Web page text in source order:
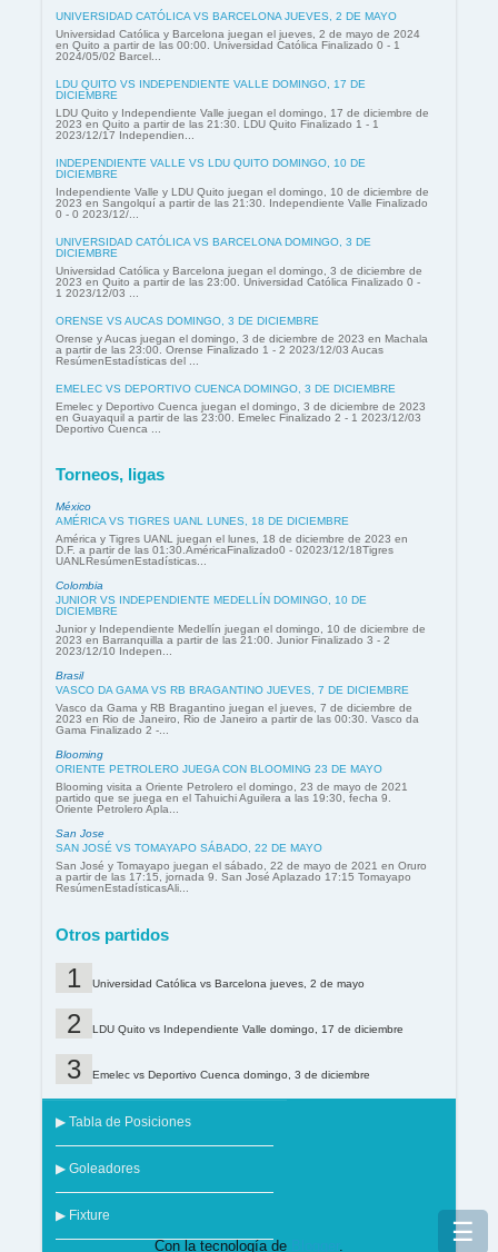
UNIVERSIDAD CATÓLICA VS BARCELONA JUEVES, 2 DE MAYO
Universidad Católica y Barcelona juegan el jueves, 2 de mayo de 2024
en Quito a partir de las 00:00. Universidad Católica Finalizado 0 - 1
2024/05/02 Barcel...
LDU QUITO VS INDEPENDIENTE VALLE DOMINGO, 17 DE
DICIEMBRE
LDU Quito y Independiente Valle juegan el domingo, 17 de diciembre de
2023 en Quito a partir de las 21:30. LDU Quito Finalizado 1 - 1
2023/12/17 Independien...
INDEPENDIENTE VALLE VS LDU QUITO DOMINGO, 10 DE
DICIEMBRE
Independiente Valle y LDU Quito juegan el domingo, 10 de diciembre de
2023 en Sangolquí a partir de las 21:30. Independiente Valle Finalizado
0 - 0 2023/12/...
UNIVERSIDAD CATÓLICA VS BARCELONA DOMINGO, 3 DE
DICIEMBRE
Universidad Católica y Barcelona juegan el domingo, 3 de diciembre de
2023 en Quito a partir de las 23:00. Universidad Católica Finalizado 0 -
1 2023/12/03 ...
ORENSE VS AUCAS DOMINGO, 3 DE DICIEMBRE
Orense y Aucas juegan el domingo, 3 de diciembre de 2023 en Machala
a partir de las 23:00. Orense Finalizado 1 - 2 2023/12/03 Aucas
ResúmenEstadísticas del ...
EMELEC VS DEPORTIVO CUENCA DOMINGO, 3 DE DICIEMBRE
Emelec y Deportivo Cuenca juegan el domingo, 3 de diciembre de 2023
en Guayaquil a partir de las 23:00. Emelec Finalizado 2 - 1 2023/12/03
Deportivo Cuenca ...
Torneos, ligas
México
AMÉRICA VS TIGRES UANL LUNES, 18 DE DICIEMBRE
América y Tigres UANL juegan el lunes, 18 de diciembre de 2023 en
D.F. a partir de las 01:30.AméricaFinalizado0 - 02023/12/18Tigres
UANLResúmenEstadísticas...
Colombia
JUNIOR VS INDEPENDIENTE MEDELLÍN DOMINGO, 10 DE
DICIEMBRE
Junior y Independiente Medellín juegan el domingo, 10 de diciembre de
2023 en Barranquilla a partir de las 21:00. Junior Finalizado 3 - 2
2023/12/10 Indepen...
Brasil
VASCO DA GAMA VS RB BRAGANTINO JUEVES, 7 DE DICIEMBRE
Vasco da Gama y RB Bragantino juegan el jueves, 7 de diciembre de
2023 en Rio de Janeiro, Rio de Janeiro a partir de las 00:30. Vasco da
Gama Finalizado 2 -...
Blooming
ORIENTE PETROLERO JUEGA CON BLOOMING 23 DE MAYO
Blooming visita a Oriente Petrolero el domingo, 23 de mayo de 2021
partido que se juega en el Tahuichi Aguilera a las 19:30, fecha 9.
Oriente Petrolero Apla...
San Jose
SAN JOSÉ VS TOMAYAPO SÁBADO, 22 DE MAYO
San José y Tomayapo juegan el sábado, 22 de mayo de 2021 en Oruro
a partir de las 17:15, jornada 9. San José Aplazado 17:15 Tomayapo
ResúmenEstadísticasAli...
Otros partidos
Universidad Católica vs Barcelona jueves, 2 de mayo
LDU Quito vs Independiente Valle domingo, 17 de diciembre
Emelec vs Deportivo Cuenca domingo, 3 de diciembre
☰
▶ Tabla de Posiciones
▶ Goleadores
▶ Fixture
Con la tecnología de .